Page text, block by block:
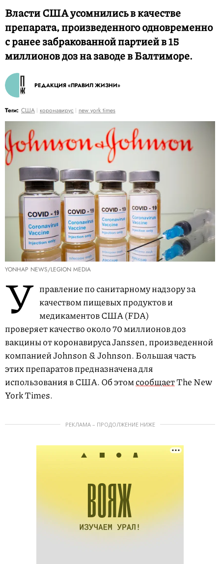
Власти США усомнились в качестве
препарата, произведенного одновременно
с ранее забракованной партией в 15
миллионов доз на заводе в Балтиморе.
РЕДАКЦИЯ «ПРАВИЛ ЖИЗНИ»
Теги: США коронавирус new york times
YONHAP NEWS/LEGION MEDIA
У правление по санитарному надзору за
качеством пищевых продуктов и
медикаментов США (FDA)
проверяет качество около 70 миллионов доз
вакцины от коронавируса Janssen, произведенной
компанией Johnson & Johnson. Большая часть
этих препаратов предназначена для
использования в США. Об этомсообщаетThe New
York Times.
РЕКЛАМА – ПРОДОЛЖЕНИЕ НИЖЕ